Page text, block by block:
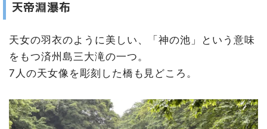
天帝淵瀑布
天女の羽衣のように美しい、「神の池」という意味
をもつ済州島三大滝の一つ。
7人の天女像を彫刻した橋も見どころ。